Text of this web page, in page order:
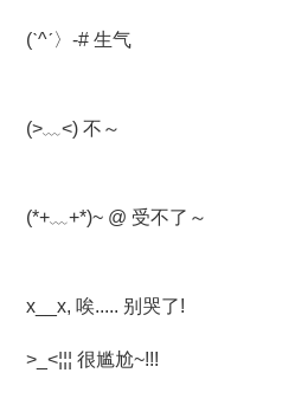
(ˋ^ˊ〉-# 生气
(>﹏<) 不～
(*+﹏+*)~ @ 受不了～
x__x, 唉..... 别哭了!
>_<¦¦¦ 很尴尬~!!!